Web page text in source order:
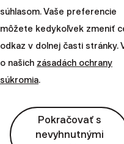
súhlasom. Vaše preferencie
môžete kedykoľvek zmeniť
odkaz v dolnej časti stránky.
o našich zásadách ochrany
súkromia.
Pokračovať s
nevyhnutnými
Bajkalská 19B
821 01 Bratislava
Slovensko